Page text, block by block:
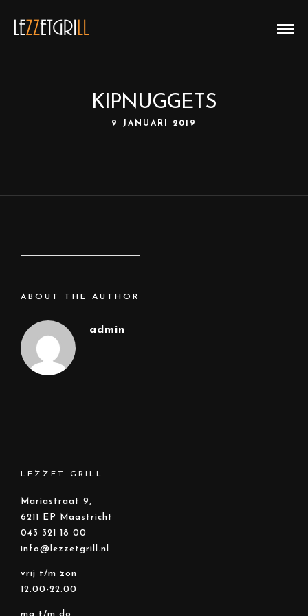
KIPNUGGETS
9 JANUARI 2019
ABOUT THE AUTHOR
admin
LEZZET GRILL
Mariastraat 9,
6211 EP Maastricht
043 321 18 00
info@lezzetgrill.nl
vrij t/m zon
12.00-22.00
ma t/m do